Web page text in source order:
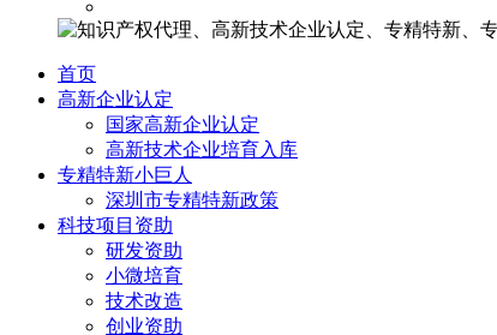
首页
高新企业认定
国家高新企业认定
高新技术企业培育入库
专精特新小巨人
深圳市专精特新政策
科技项目资助
研发资助
小微培育
技术改造
创业资助